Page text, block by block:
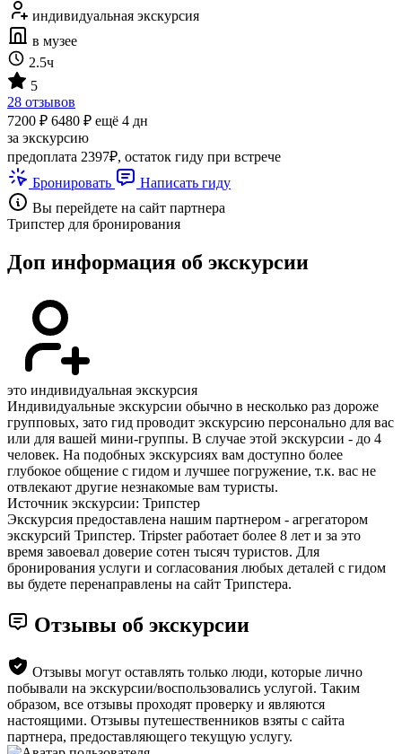
индивидуальная экскурсия
в музее
2.5ч
5
28 отзывов
7200 ₽ 6480 ₽ ещё 4 дн
за экскурсию
предоплата 2397₽, остаток гиду при встрече
Бронировать
Написать гиду
Вы перейдете на сайт партнера
Трипстер для бронирования
Доп информация об экскурсии
это индивидуальная экскурсия
Индивидуальные экскурсии обычно в несколько раз дороже
групповых, зато гид проводит экскурсию персонально для вас
или для вашей мини-группы. В случае этой экскурсии - до 4
человек. На подобных экскурсиях вам доступно более
глубокое общение с гидом и лучшее погружение, т.к. вас не
отвлекают другие незнакомые вам туристы.
Источник экскурсии: Трипстер
Экскурсия предоставлена нашим партнером - агрегатором
экскурсий Трипстер. Tripster работает более 8 лет и за это
время завоевал доверие сотен тысяч туристов. Для
бронирования услуги и согласования любых деталей с гидом
вы будете перенаправлены на сайт Трипстера.
Отзывы об экскурсии
Отзывы могут оставлять только люди, которые лично
побывали на экскурсии/воспользовались услугой. Таким
образом, все отзывы проходят проверку и являются
настоящими. Отзывы путешественников взяты с сайта
партнера, предоставляющего текущую услугу.